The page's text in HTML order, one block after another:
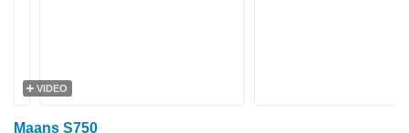
VIDEO
Maans S750